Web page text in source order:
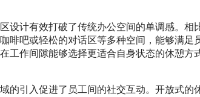
设计有效打破了传统办公空间的单调感。相
啡吧或轻松的对话区等多种空间，能够满足
工作间隙能够选择更适合自身状态的休憩方
的引入促进了员工间的社交互动。开放式的